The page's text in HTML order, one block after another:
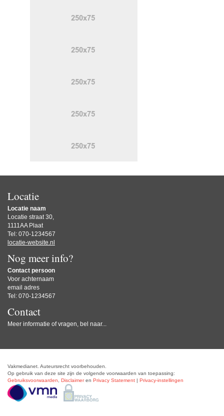
Locatie
Locatie naam
Locatie straat 30,
1111AA Plaat
Tel: 070-1234567
locatie-website.nl
Nog meer info?
Contact persoon
Voor achternaam
email adres
Tel: 070-1234567
Contact
Meer informatie of vragen, bel naar...
Vakmedianet. Auteursrecht voorbehouden.
Op gebruik van deze site zijn de volgende voorwaarden van toepassing:
Gebruiksvoorwaarden
Disclaimeren Privacy Statement | Privacy-instellingen